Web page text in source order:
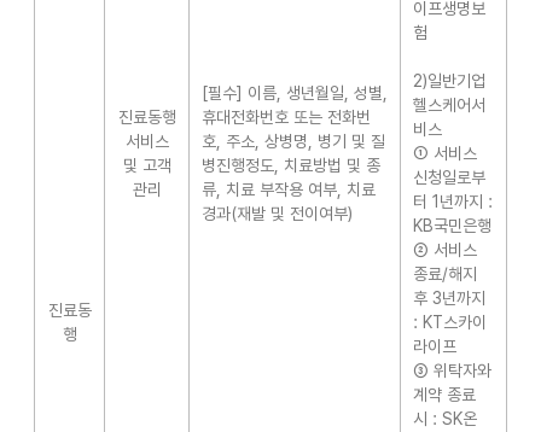
진료동
행
진료동행
서비스
및 고객
관리
[필수] 이름, 생년월일, 성별,
휴대전화번호 또는 전화번
호, 주소, 상병명, 병기 및 질
병진행정도, 치료방법 및 종
류, 치료 부작용 여부, 치료
경과(재발 및 전이여부)
이프생명보
험
2)일반기업
헬스케어서
비스
① 서비스
신청일로부
터 1년까지 :
KB국민은행
② 서비스
종료/해지
후 3년까지
: KT스카이
라이프
③ 위탁자와
계약 종료
시 : SK온